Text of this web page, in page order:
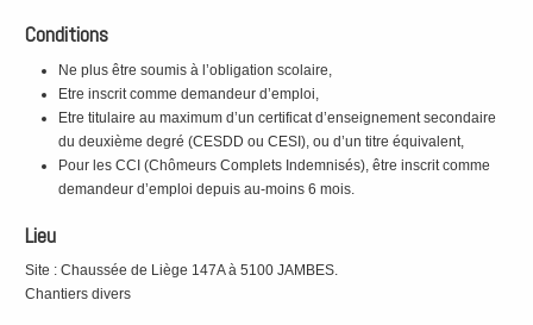
Conditions
Ne plus être soumis à l’obligation scolaire,
Etre inscrit comme demandeur d’emploi,
Etre titulaire au maximum d’un certificat d’enseignement secondaire
du deuxième degré (CESDD ou CESI), ou d’un titre équivalent,
Pour les CCI (Chômeurs Complets Indemnisés), être inscrit comme
demandeur d’emploi depuis au-moins 6 mois.
Lieu
Site : Chaussée de Liège 147A à 5100 JAMBES.
Chantiers divers